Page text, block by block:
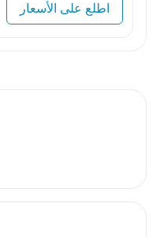
اطلع على الأسعار